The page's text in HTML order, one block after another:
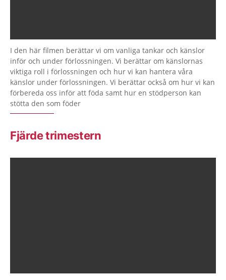
I den här filmen berättar vi om vanliga tankar och känslor
inför och under förlossningen. Vi berättar om känslornas
viktiga roll i förlossningen och hur vi kan hantera våra
känslor under förlossningen. Vi berättar också om hur vi kan
förbereda oss inför att föda samt hur en stödperson kan
stötta den som föder
Fjärde trimestern